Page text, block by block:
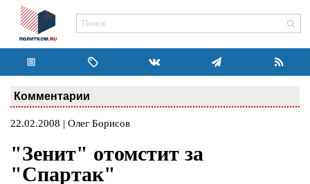
Комментарии
22.02.2008 | Олег Борисов
"Зенит" отомстит за
"Спартак"